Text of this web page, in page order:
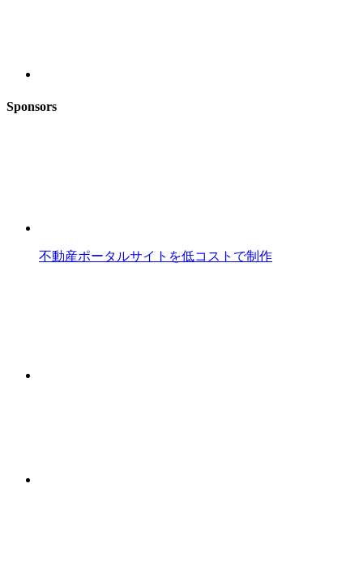
Sponsors
不動産ポータルサイトを低コストで制作